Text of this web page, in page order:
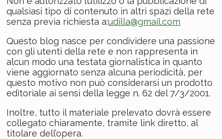
qualsiasi tipo di contenuto in altri spazi della rete
senza previa richiesta a:udilla@gmail.com
Questo blog nasce per condividere una passione
con gli utenti della rete e non rappresenta in
alcun modo una testata giornalistica in quanto
viene aggiornato senza alcuna periodicità, per
questo motivo non può considerarsi un prodotto
editoriale ai sensi della legge n. 62 del 7/3/2001.
Inoltre, tutto il materiale prelevato dovrà essere
collegato chiaramente, tramite link diretto, al
titolare dell’opera.